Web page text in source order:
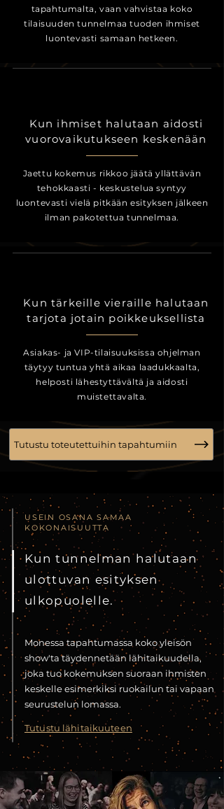
tapahtumalta, vaan vahvistaa koko
tilaisuuden tunnelmaa tuoden ihmiset
luontevasti samaan hetkeen.
Kun ihmiset halutaan aidosti
vuorovaikutukseen keskenään
Jaettu kokemus rikkoo jäätä yllättävän
tehokkaasti - keskustelua syntyy
luontevasti vielä pitkään esityksen jälkeen
ilman pakotettua tunnelmaa.
Kun tärkeille vieraille halutaan
tarjota jotain poikkeuksellista
Asiakas- ja VIP-tilaisuuksissa ohjelman
täytyy tuntua yhtä aikaa laadukkaalta,
helposti lähestyttävältä ja aidosti
muistettavalta.
Tutustu toteutettuihin tapahtumiin
USEIN OSANA SAMAA
KOKONAISUUTTA
Kun tunnelman halutaan
ulottuvan esityksen
ulkopuolelle.
Monessa tapahtumassa koko yleisön
show'ta täydennetään lähitaikuudella,
joka tuo kokemuksen suoraan ihmisten
keskelle esimerkiksi ruokailun tai vapaan
seurustelun lomassa.
Tutustu lähitaikuuteen